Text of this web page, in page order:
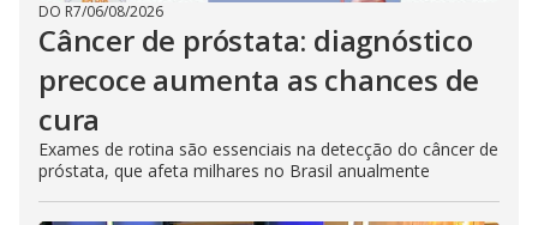
DO R7/06/08/2026
Câncer de próstata: diagnóstico
precoce aumenta as chances de
cura
Exames de rotina são essenciais na detecção do câncer de
próstata, que afeta milhares no Brasil anualmente